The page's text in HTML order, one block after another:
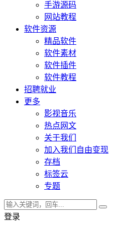
手游源码
网站教程
软件资源
精品软件
软件素材
软件插件
软件教程
招聘就业
更多
影视音乐
热点网文
关于我们
加入我们自由变现
存档
标签云
专题
登录